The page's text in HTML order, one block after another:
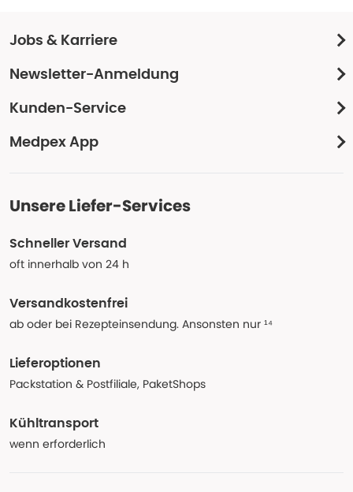
Jobs & Karriere
Newsletter-Anmeldung
Kunden-Service
Medpex App
Unsere Liefer-Services
Schneller Versand
oft innerhalb von 24 h
Versandkostenfrei
ab oder bei Rezepteinsendung. Ansonsten nur ¹⁴
Lieferoptionen
Packstation & Postfiliale, PaketShops
Kühltransport
wenn erforderlich